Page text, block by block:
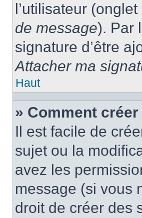
l’utilisateur (onglet
de message). Par
signature d’être
Attacher ma
Haut
» Comment
Il est facile de
sujet ou la
avez les
message (si vous
droit de créer des